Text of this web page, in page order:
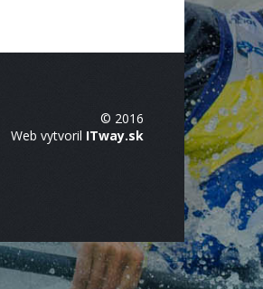
© 2016
Web vytvoril ITway.sk